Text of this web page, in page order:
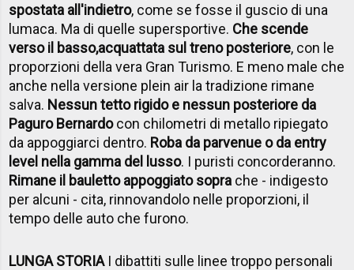
spostata all'indietro, come se fosse il guscio di una
lumaca. Ma di quelle supersportive. Che scende
verso il basso,acquattata sul treno posteriore, con le
proporzioni della vera Gran Turismo. E meno male che
anche nella versione plein air la tradizione rimane
salva. Nessun tetto rigido e nessun posteriore da
Paguro Bernardocon chilometri di metallo ripiegato
da appoggiarci dentro. Roba da parvenue o da entry
level nella gamma del lusso. I puristi concorderanno.
Rimane il bauletto appoggiato sopra che - indigesto
per alcuni - cita, rinnovandolo nelle proporzioni, il
tempo delle auto che furono.
LUNGA STORIAI dibattiti sulle linee troppo personali